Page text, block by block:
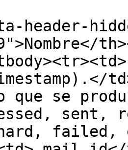
header-
que se
failed,